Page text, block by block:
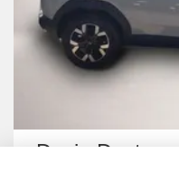
Dacia Duster